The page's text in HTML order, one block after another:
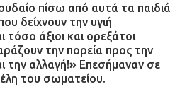
πίσω από αυτά τα παιδιά
δείχνουν την υγιή
τόσο άξιοι και ορεξάτοι
την πορεία προς την
την αλλαγή!» Eπεσήμαναν σε
του σωματείου.